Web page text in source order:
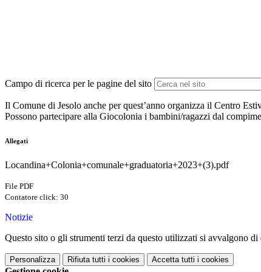
Campo di ricerca per le pagine del sito
Il Comune di Jesolo anche per quest’anno organizza il Centro
Possono partecipare alla Giocolonia i bambini/ragazzi dal
Allegati
Locandina+Colonia+comunale+graduatoria+2023+(3).pdf
File PDF
Contatore click: 30
Notizie
Questo sito o gli strumenti terzi da questo utilizzati si avvalgono
Personalizza Rifiuta tutti i cookies Accetta tutti i cookies